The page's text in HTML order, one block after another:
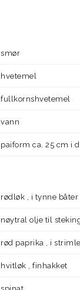
smør
hvetemel
fullkornshvetemel
vann
paiform ca. 25 cm i
rødløk , i tynne båter
nøytral olje til
rød paprika , i
hvitløk , finhakket